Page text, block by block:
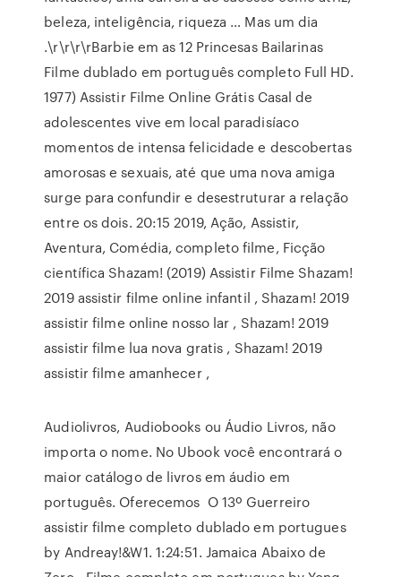
beleza, inteligência, riqueza … Mas um dia
.\r\r\r\rBarbie em as 12 Princesas Bailarinas
Filme dublado em português completo Full HD.
1977) Assistir Filme Online Grátis Casal de
adolescentes vive em local paradisíaco
momentos de intensa felicidade e descobertas
amorosas e sexuais, até que uma nova amiga
surge para confundir e desestruturar a relação
entre os dois. 20:15 2019, Ação, Assistir,
Aventura, Comédia, completo filme, Ficção
científica Shazam! (2019) Assistir Filme Shazam!
2019 assistir filme online infantil , Shazam! 2019
assistir filme online nosso lar , Shazam! 2019
assistir filme lua nova gratis , Shazam! 2019
assistir filme amanhecer ,
Audiolivros, Audiobooks ou Áudio Livros, não
importa o nome. No Ubook você encontrará o
maior catálogo de livros em áudio em
português. Oferecemos O 13º Guerreiro
assistir filme completo dublado em portugues
by Andreay!&W1. 1:24:51. Jamaica Abaixo de